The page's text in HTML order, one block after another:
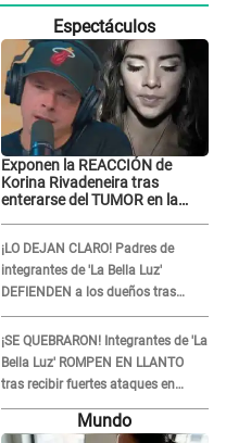
Espectáculos
Exponen la REACCIÓN de
Korina Rivadeneira tras
enterarse del TUMOR en la
¡LO DEJAN CLARO! Padres de
integrantes de 'La Bella Luz'
DEFIENDEN a los dueños tras
denuncia: “Nunca vimos nada...”
¡SE QUEBRARON! Integrantes de 'La
Bella Luz' ROMPEN EN LLANTO
tras recibir fuertes ataques en
redes por DENUNCIA de acoso
contra Naldy Saldaña
Mundo